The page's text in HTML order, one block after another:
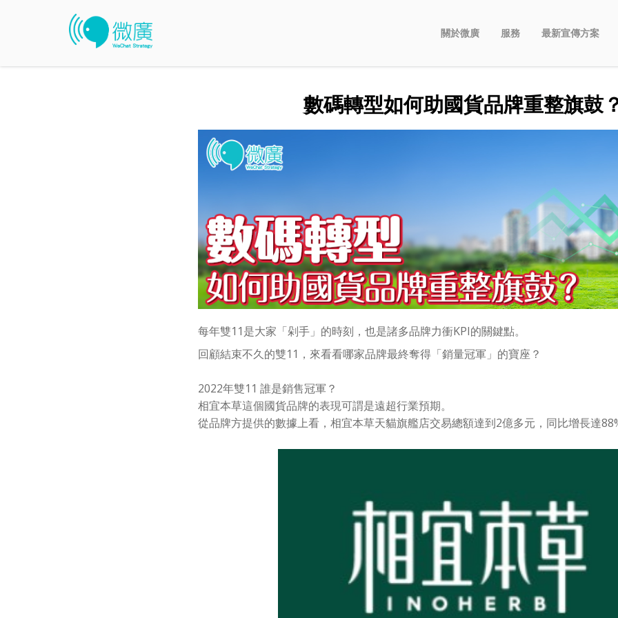
關於微廣 服務 最新宣傳方案
數碼轉型如何助國貨品牌重整旗鼓
每年雙11是大家「剁手」的時刻，也是諸多品牌力衝KPI的關鍵點。
回顧結束不久的雙11，來看看哪家品牌最終奪得「銷量冠軍」的寶座？
2022年雙11 誰是銷售冠軍？
相宜本草這個國貨品牌的表現可謂是遠超行業預期。
從品牌方提供的數據上看，相宜本草天貓旗艦店交易總額達到2億多元，同比增長達